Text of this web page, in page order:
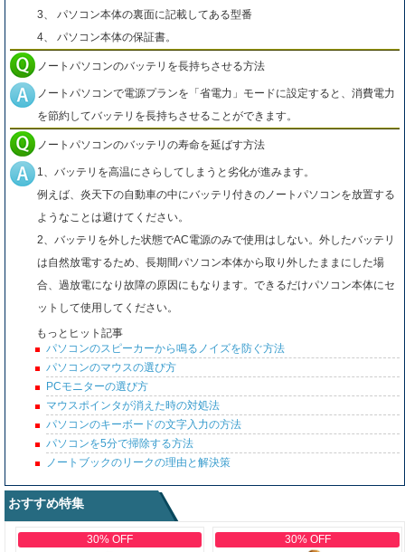
3、 パソコン本体の裏面に記載してある型番
4、 パソコン本体の保証書。
ノートパソコンのバッテリを長持ちさせる方法
ノートパソコンで電源プランを「省電力」モードに設定すると、消費電力
を節約してバッテリを長持ちさせることができます。
ノートパソコンのバッテリの寿命を延ばす方法
1、バッテリを高温にさらしてしまうと劣化が進みます。
例えば、炎天下の自動車の中にバッテリ付きのノートパソコンを放置する
ようなことは避けてください。
2、バッテリを外した状態でAC電源のみで使用はしない。外したバッテリ
は自然放電するため、長期間パソコン本体から取り外したままにした場
合、過放電になり故障の原因にもなります。できるだけパソコン本体にセ
ットして使用してください。
もっとヒット記事
パソコンのスピーカーから鳴るノイズを防ぐ方法
パソコンのマウスの選び方
PCモニターの選び方
マウスポインタが消えた時の対処法
パソコンのキーボードの文字入力の方法
パソコンを5分で掃除する方法
ノートブックのリークの理由と解決策
おすすめ特集
30% OFF 30% OFF